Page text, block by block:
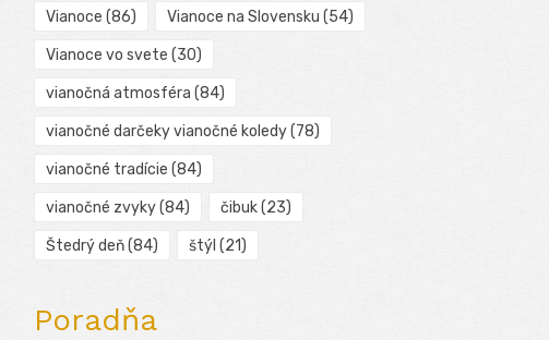
Vianoce (86) Vianoce na Slovensku (54)
Vianoce vo svete (30)
vianočná atmosféra (84)
vianočné darčeky vianočné koledy(78)
vianočné tradície (84)
vianočné zvyky(84) čibuk(23)
Štedrý deň(84) štýl (21)
Poradňa